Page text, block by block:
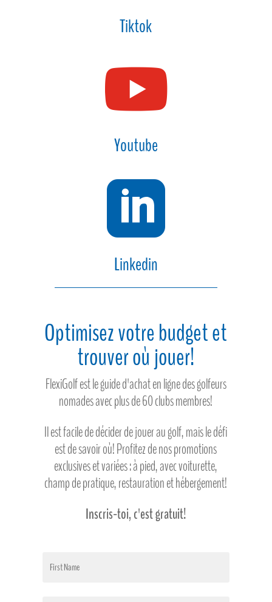
Tiktok

Youtube

Linkedin
Optimisez votre budget et
trouver où jouer!
FlexiGolf est le guide d'achat en ligne des golfeurs
nomades avec plus de 60 clubs membres!
Il est facile de décider de jouer au golf, mais le défi
est de savoir où! Profitez de nos promotions
exclusives et variées : à pied, avec voiturette,
champ de pratique, restauration et hébergement!
Inscris-toi, c'est gratuit!